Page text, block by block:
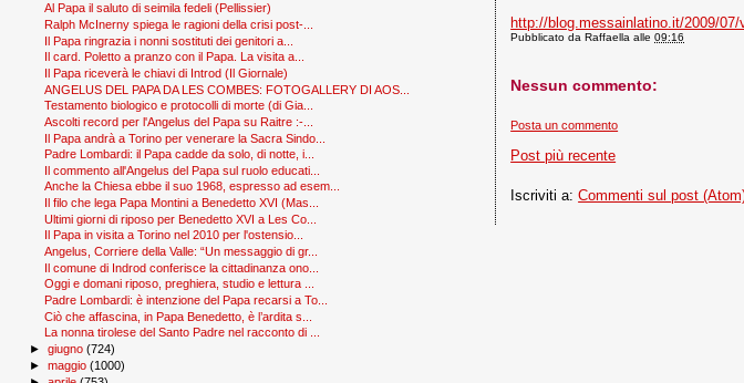
http://blog.messainlatino.it/2009/
Pubblicato daRaffaella alle09:16
Nessun commento:
Posta un commento
Post più recente
Iscriviti a:Commenti sul post
Al Papa il saluto di seimila fedeli (Pellissier)
Ralph McInerny spiega le ragioni della crisi post-...
Il Papa ringrazia i nonni sostituti dei genitori a...
Il card. Poletto a pranzo con il Papa. La visita a...
Il Papa riceverà le chiavi di Introd (Il Giornale)
ANGELUS DEL PAPA DA LES COMBES: FOTOGALLERY DI AOS...
Testamento biologico e protocolli di morte (di Gia...
Ascolti record per l'Angelus del Papa su Raitre :-...
Il Papa andrà a Torino per venerare la Sacra Sindo...
Padre Lombardi: il Papa cadde da solo, di notte, i...
Il commento all'Angelus del Papa sul ruolo educati...
Anche la Chiesa ebbe il suo 1968, espresso ad esem...
Il filo che lega Papa Montini a Benedetto XVI (Mas...
Ultimi giorni di riposo per Benedetto XVI a Les Co...
Il Papa in visita a Torino nel 2010 per l'ostensio...
Angelus, Corriere della Valle: “Un messaggio di gr...
Il comune di Indrod conferisce la cittadinanza ono...
Oggi e domani riposo, preghiera, studio e lettura ...
Padre Lombardi: è intenzione del Papa recarsi a To...
Ciò che affascina, in Papa Benedetto, è l’ardita s...
La nonna tirolese del Santo Padre nel racconto di ...
►giugno(724)
►maggio(1000)